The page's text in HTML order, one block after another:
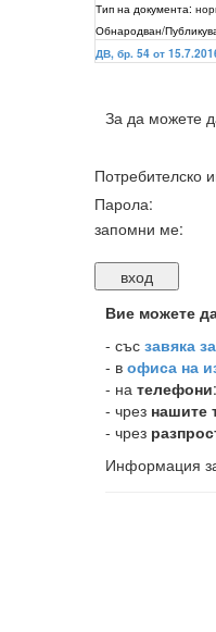
Тип на документа:
Обнародван/
ДВ, бр. 54 от
За да можете
Потребителско
Парола:
запомни ме:
Вие можете
- със завяка
- в офиса на
- на телефони
- чрез нашите
- чрез
Информация